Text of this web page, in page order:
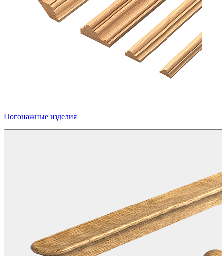
Погонажные изделия